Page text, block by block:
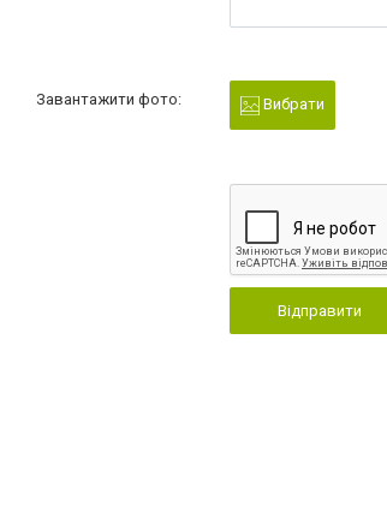
Завантажити фото: Вибрати
Відправити